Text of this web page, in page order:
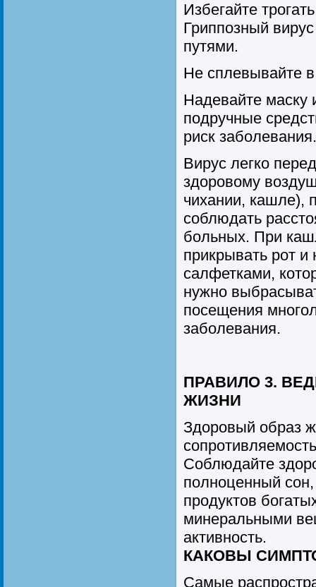
Избегайте
Гриппозный
путями.
Не сплевывайте
Надевайте маску
подручные
риск заболевания.
Вирус легко
здоровому
чихании, кашле),
соблюдать
больных. При
прикрывать рот
салфетками,
нужно
посещения
заболевания.
ПРАВИЛО 3.
ЖИЗНИ
Здоровый образ
Соблюдайте
полноценный
продуктов
минеральными
активность.
КАКОВЫ
Самые